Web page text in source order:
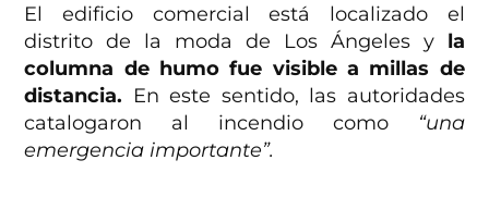
El edificio comercial está localizado el
distrito de la moda de Los Ángeles y la
columna de humo fue visible a millas de
distancia. En este sentido, las autoridades
catalogaron al incendio como
“una
emergencia importante”.